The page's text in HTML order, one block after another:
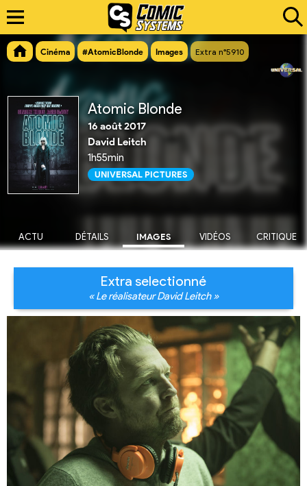
Cinéma #AtomicBlonde Images Extra n°5910
Atomic Blonde
16 août 2017
David Leitch
1h55min
UNIVERSAL PICTURES
ACTU DÉTAILS IMAGES VIDÉOS CRITIQUE
Extra selectionné
« Le réalisateur David Leitch »